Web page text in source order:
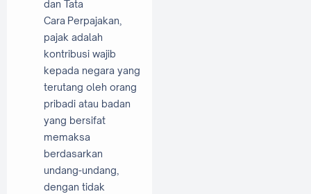
dan Tata
Cara Perpajakan,
pajak adalah
kontribusi wajib
kepada negara yang
terutang oleh orang
pribadi atau badan
yang bersifat
memaksa
berdasarkan
undang-undang,
dengan tidak